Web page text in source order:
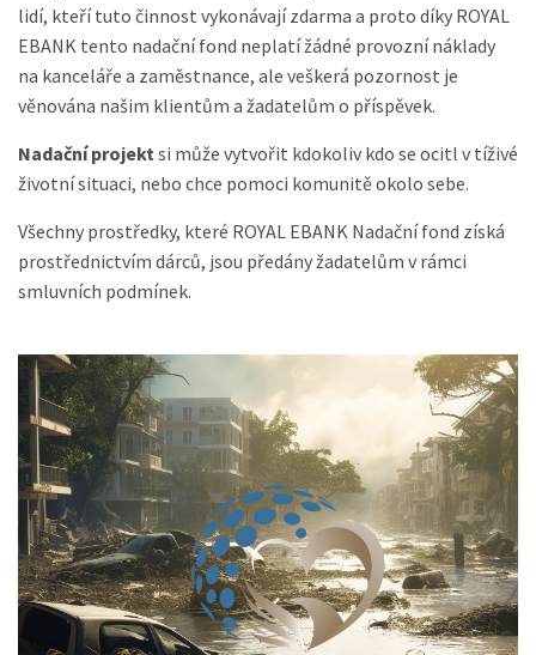
lidí, kteří tuto činnost vykonávají zdarma a proto díky ROYAL
EBANK tento nadační fond neplatí žádné provozní náklady
na kanceláře a zaměstnance, ale veškerá pozornost je
věnována našim klientům a žadatelům o příspěvek.
Nadační projekt si může vytvořit kdokoliv kdo se ocitl v tíživé
životní situaci, nebo chce pomoci komunitě okolo sebe.
Všechny prostředky, které ROYAL EBANK Nadační fond získá
prostřednictvím dárců, jsou předány žadatelům v rámci
smluvních podmínek.